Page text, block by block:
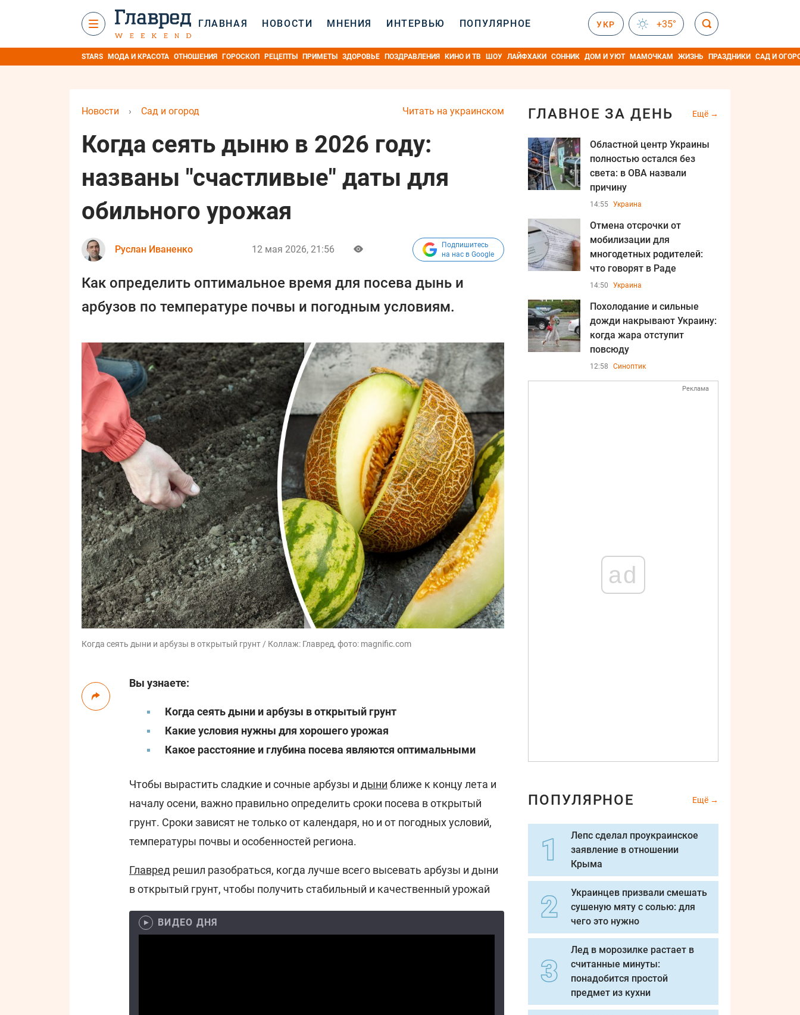
ГЛАВНАЯ НОВОСТИ МНЕНИЯ ИНТЕРВЬЮ ПОПУЛЯРНОЕ УКР +35°
STARS МОДА И КРАСОТА ОТНОШЕНИЯ ГОРОСКОП РЕЦЕПТЫ ПРИМЕТЫ ЗДОРОВЬЕ ПОЗДРАВЛЕНИЯ КИНО И ТВ ШОУ ЛАЙФХАКИ СОННИК ДОМ И УЮТ МАМОЧКАМ ЖИЗНЬ ПРАЗДНИКИ САД И
Читать на украинском
Новости › Сад и огород
Когда сеять дыню в 2026 году:
названы "счастливые" даты для
обильного урожая
Руслан Иваненко 12 мая 2026, 21:56
Подпишитесь
на нас в Google
Как определить оптимальное время для посева дынь и
арбузов по температуре почвы и погодным условиям.
Когда сеять дыни и арбузы в открытый грунт / Коллаж: Главред, фото: magnific.com
Вы узнаете:
Когда сеять дыни и арбузы в открытый грунт
Какие условия нужны для хорошего урожая
Какое расстояние и глубина посева являются оптимальными
Чтобы вырастить сладкие и сочные арбузы и дыни ближе к концу лета и
началу осени, важно правильно определить сроки посева в открытый
грунт. Сроки зависят не только от календаря, но и от погодных условий,
температуры почвы и особенностей региона.
Главред решил разобраться, когда лучше всего высевать арбузы и дыни
в открытый грунт, чтобы получить стабильный и качественный урожай
ВИДЕО ДНЯ
ГЛАВНОЕ ЗА ДЕНЬ Ещё
Областной центр Украины
полностью остался без
света: в ОВА назвали
причину
14:55 Украина
Отмена отсрочки от
мобилизации для
многодетных родителей:
что говорят в Раде
14:50 Украина
Похолодание и сильные
дожди накрывают Украину:
когда жара отступит
повсюду
12:58 Синоптик
Реклама
ad
ПОПУЛЯРНОЕ Ещё
Лепс сделал проукраинское
заявление в отношении
Крыма
Украинцев призвали смешать
сушеную мяту с солью: для
чего это нужно
Лед в морозилке растает в
считанные минуты:
понадобится простой
предмет из кухни